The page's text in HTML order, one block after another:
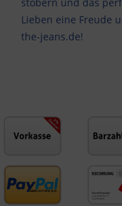
stöbern und das
Lieben eine Freude
the-jeans.de!